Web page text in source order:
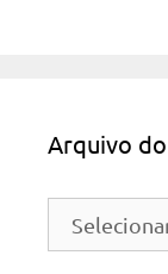
Arquivo
Arquivo